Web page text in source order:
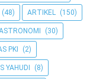
(48) ARTIKEL (150)
(30)
PKI (2)
YAHUDI (8)